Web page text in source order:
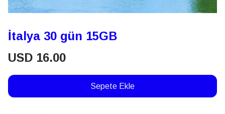
İtalya 30 gün 15GB
USD 16.00
Sepete Ekle